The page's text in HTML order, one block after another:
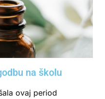
na školu
ovaj period